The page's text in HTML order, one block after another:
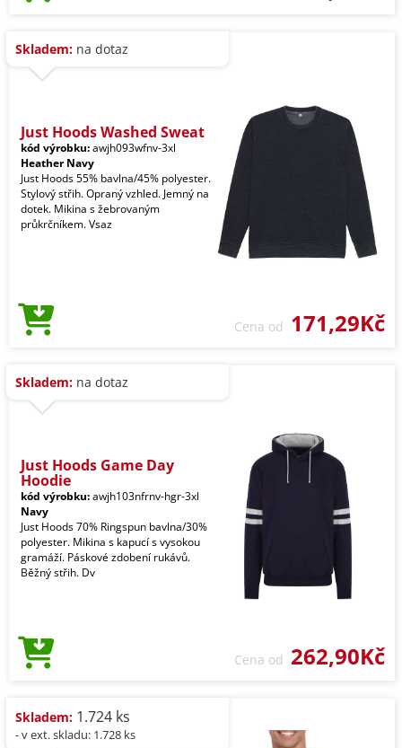
Skladem: na dotaz
Just Hoods Washed Sweat
kód výrobku:awjh093wfnv-3xl
Heather Navy
Just Hoods 55% bavlna/45% polyester.
Stylový střih. Opraný vzhled. Jemný na
dotek. Mikina s žebrovaným
průkrčníkem. Vsaz
Cena od 171,29Kč
Skladem: na dotaz
Just Hoods Game Day
Hoodie
kód výrobku:awjh103nfrnv-hgr-3xl
Navy
Just Hoods 70% Ringspun bavlna/30%
polyester. Mikina s kapucí s vysokou
gramáží. Páskové zdobení rukávů.
Běžný střih. Dv
Cena od 262,90Kč
Skladem: 1.724 ks
- v ext. skladu: 1.728 ks